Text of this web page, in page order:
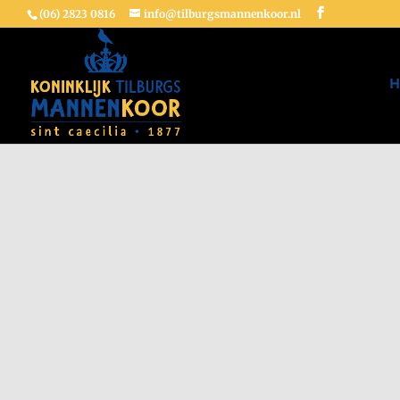
(06) 2823 0816 info@tilburgsmannenkoor.nl